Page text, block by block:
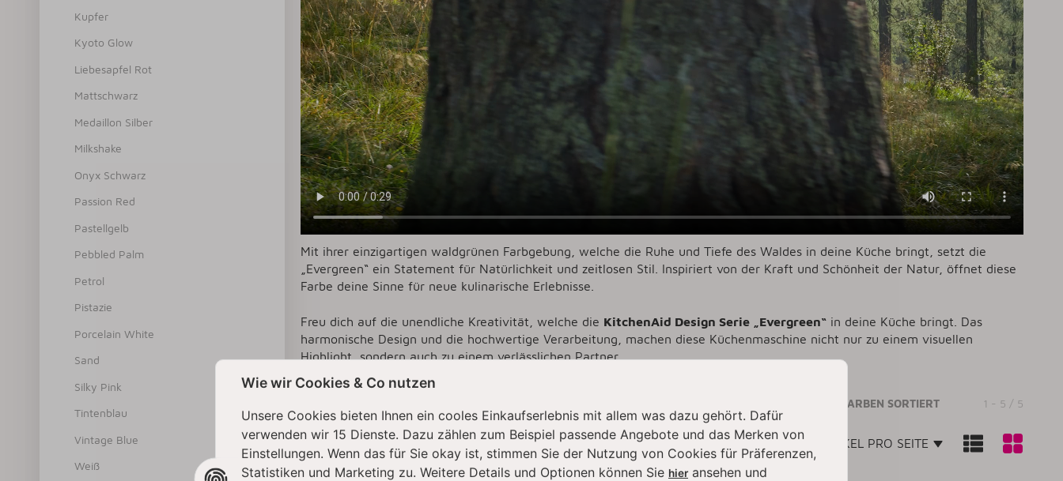
Mit ihrer einzigartigen waldgrünen Farbgebung, welche die Ruhe und Tiefe des Waldes in deine Küche bringt, setzt die
„Evergreen“ ein Statement für Natürlichkeit und zeitlosen Stil. Inspiriert von der Kraft und Schönheit der Natur, öffnet diese
Farbe deine Sinne für neue kulinarische Erlebnisse.
Freu dich auf die unendliche Kreativität, welche die KitchenAid Design Serie „Evergreen“ in deine Küche bringt. Das
harmonische Design und die hochwertige Verarbeitung, machen diese Küchenmaschine nicht nur zu einem visuellen
Highlight, sondern auch zu einem verlässlichen Partner.
KITCHENAID FARBEN - KITCHENAID KÜCHENMASCHINEN UND PRODUKTE NACH FARBEN SORTIERT 1 - 5 / 5
SORTIERUNG ARTIKEL PRO SEITE
Kupfer
Kyoto Glow
Liebesapfel Rot
Mattschwarz
Medaillon Silber
Milkshake
Onyx Schwarz
Passion Red
Pastellgelb
Pebbled Palm
Petrol
Pistazie
Porcelain White
Sand
Silky Pink
Tintenblau
Vintage Blue
Weiß
Wie wir Cookies & Co nutzen
Unsere Cookies bieten Ihnen ein cooles Einkaufserlebnis mit allem was dazu gehört. Dafür
verwenden wir 15 Dienste. Dazu zählen zum Beispiel passende Angebote und das Merken von
Einstellungen. Wenn das für Sie okay ist, stimmen Sie der Nutzung von Cookies für Präferenzen,
Statistiken und Marketing zu. Weitere Details und Optionen können Sie hier ansehen und